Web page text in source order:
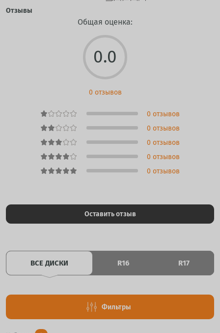
Отзывы
Общая оценка:
0.0
0 отзывов
0 отзывов
0 отзывов
0 отзывов
0 отзывов
0 отзывов
Оставить отзыв
ВСЕ ДИСКИ R16 R17
Фильтры